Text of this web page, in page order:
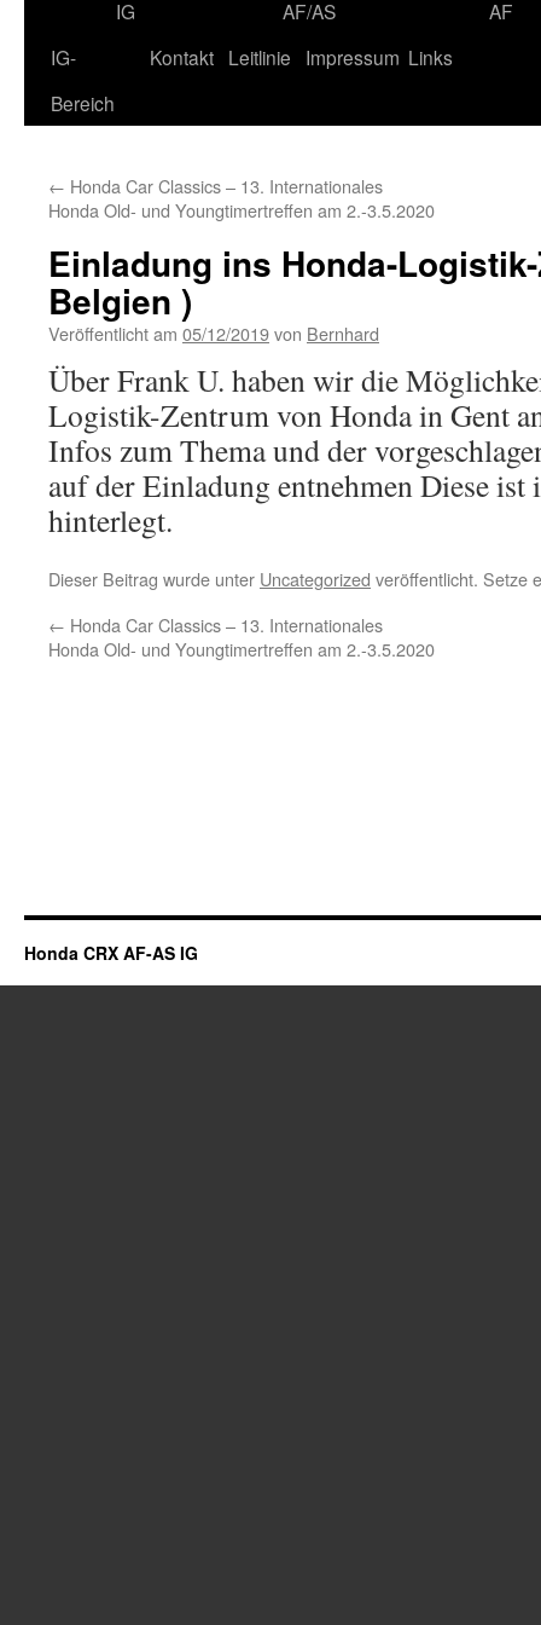
IG
AF/AS
AF
IG-
Bereich
Kontakt Leitlinie Impressum Links
← Honda Car Classics – 13. Internationales
Honda Old- und Youngtimertreffen am 2.-3.5.2020
Einladung ins Honda-
Belgien )
Veröffentlicht am 05/12/2019von Bernhard
Über Frank U. haben wir die
Logistik-Zentrum von Honda in Gent
Infos zum Thema und der
auf der Einladung entnehmen Diese
hinterlegt.
Dieser Beitrag wurde unter Uncategorized veröffentlicht. Setze
← Honda Car Classics – 13. Internationales
Honda Old- und Youngtimertreffen am 2.-3.5.2020
Honda CRX AF-AS IG